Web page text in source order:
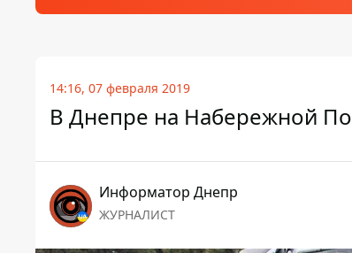
14:16, 07 февраля 2019
В Днепре на Набережной
Информатор Днепр
ЖУРНАЛИСТ